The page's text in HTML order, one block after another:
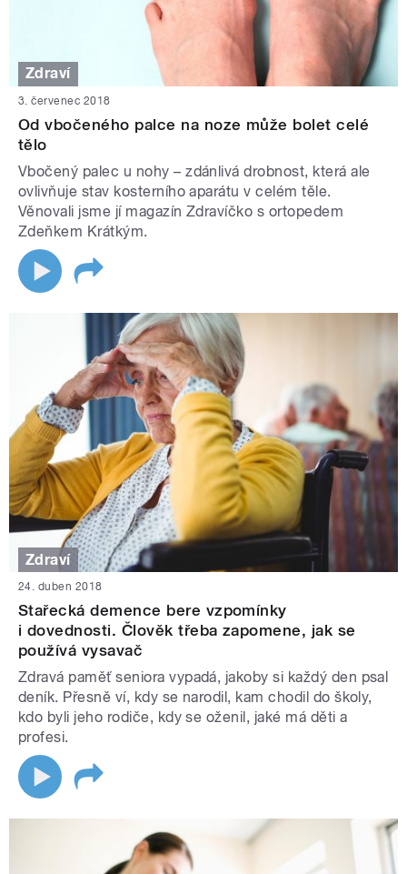
Zdraví
3. červenec 2018
Od vbočeného palce na noze může bolet celé
tělo
Vbočený palec u nohy – zdánlivá drobnost, která ale
ovlivňuje stav kosterního aparátu v celém těle.
Věnovali jsme jí magazín Zdravíčko s ortopedem
Zdeňkem Krátkým.
Zdraví
24. duben 2018
Stařecká demence bere vzpomínky
i dovednosti. Člověk třeba zapomene, jak se
používá vysavač
Zdravá paměť seniora vypadá, jakoby si každý den psal
deník. Přesně ví, kdy se narodil, kam chodil do školy,
kdo byli jeho rodiče, kdy se oženil, jaké má děti a
profesi.